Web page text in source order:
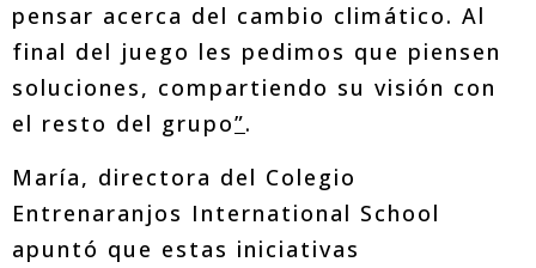
pensar acerca del cambio climático. Al
final del juego les pedimos que piensen
soluciones, compartiendo su visión con
el resto del grupo”.
María, directora del Colegio
Entrenaranjos International School
apuntó que estas iniciativas